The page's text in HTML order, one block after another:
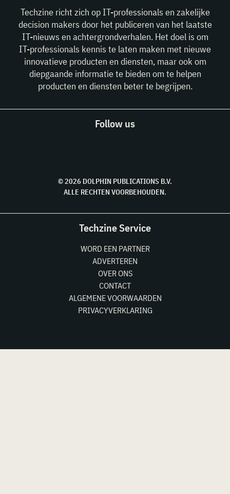
Techzine richt zich op IT-professionals en zakelijke
decision makers door het publiceren van het laatste
IT-nieuws en achtergrondverhalen. Het doel is om
IT-professionals kennis te laten maken met nieuwe
innovatieve producten en diensten, maar ook om
diepgaande informatie te bieden om te helpen
producten en diensten beter te begrijpen.
Follow us
© 2026 DOLPHIN PUBLICATIONS B.V.
ALLE RECHTEN VOORBEHOUDEN.
Techzine Service
WORD EEN PARTNER
ADVERTEREN
OVER ONS
CONTACT
ALGEMENE VOORWAARDEN
PRIVACYVERKLARING